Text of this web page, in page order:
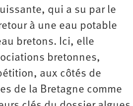
qui a su par le
à une eau potable
bretons. Ici, elle
bretonnes,
aux côtés de
de la Bretagne comme